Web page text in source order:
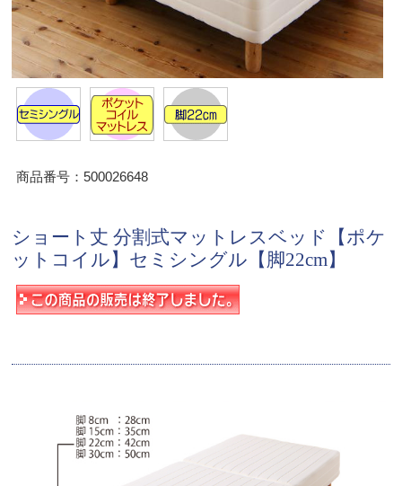
商品番号：500026648
ショート丈 分割式マットレスベッド【ポケ
ットコイル】セミシングル【脚22cm】